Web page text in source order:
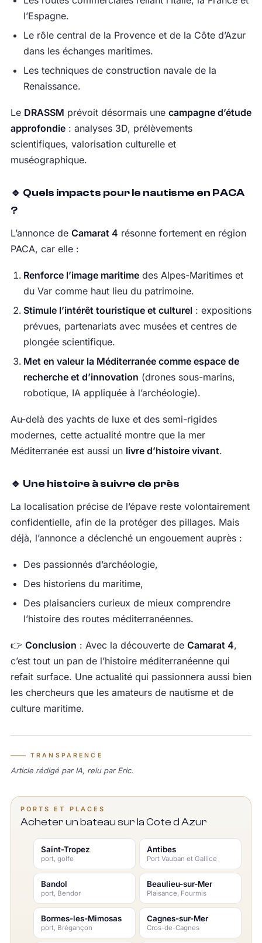
l’Espagne.
Le rôle central de la Provence et de la Côte d’Azur
dans les échanges maritimes.
Les techniques de construction navale de la
Renaissance.
Le DRASSM prévoit désormais une campagne d’étude
approfondie: analyses 3D, prélèvements
scientifiques, valorisation culturelle et
muséographique.
🔹 Quels impacts pour le nautisme en PACA
?
L’annonce de Camarat 4 résonne fortement en région
PACA, car elle :
Renforce l’image maritimedes Alpes-Maritimes et
du Var comme haut lieu du patrimoine.
Stimule l’intérêt touristique et culturel: expositions
prévues, partenariats avec musées et centres de
plongée scientifique.
Met en valeur la Méditerranée comme espace de
recherche et d’innovation (drones sous-marins,
robotique, IA appliquée à l’archéologie).
Au-delà des yachts de luxe et des semi-rigides
modernes, cette actualité montre que la mer
Méditerranée est aussi un livre d’histoire vivant.
🔹 Une histoire à suivre de près
La localisation précise de l’épave reste volontairement
confidentielle, afin de la protéger des pillages. Mais
déjà, l’annonce a déclenché un engouement auprès :
Des passionnés d’archéologie,
Des historiens du maritime,
Des plaisanciers curieux de mieux comprendre
l’histoire des routes méditerranéennes.
👉 Conclusion : Avec la découverte de Camarat 4,
c’est tout un pan de l’histoire méditerranéenne qui
refait surface. Une actualité qui passionnera aussi bien
les chercheurs que les amateurs de nautisme et de
culture maritime.
TRANSPARENCE
Article rédigé par IA, relu par Eric.
PORTS ET PLACES
Acheter un bateau sur la Cote d Azur
Saint-Tropez
port, golfe
Antibes
Port Vauban et Gallice
Bandol
port, Bendor
Beaulieu-sur-Mer
Plaisance, Fourmis
Bormes-les-Mimosas
port, Brégançon
Cagnes-sur-Mer
Cros-de-Cagnes